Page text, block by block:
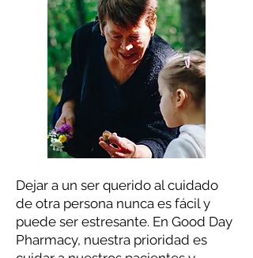
Dejar a un ser querido al cuidado
de otra persona nunca es fácil y
puede ser estresante. En Good Day
Pharmacy, nuestra prioridad es